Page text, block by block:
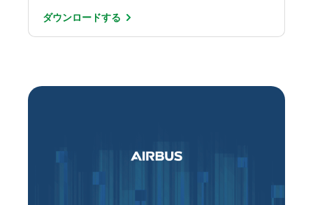
ダウンロードする